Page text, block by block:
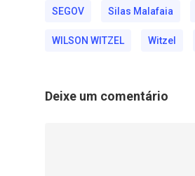
SEGOV Silas Malafaia
WILSON WITZEL Witzel
Deixe um comentário